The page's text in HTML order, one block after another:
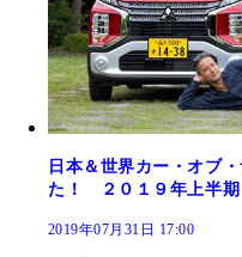
日本＆世界カー・オブ
た！ ２０１９年上半期
2019年07月31日 17:00